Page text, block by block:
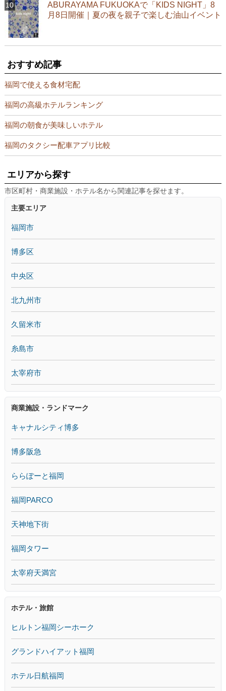
ABURAYAMA FUKUOKAで「KIDS NIGHT」8
月8日開催｜夏の夜を親子で楽しむ油山イベント
おすすめ記事
福岡で使える食材宅配
福岡の高級ホテルランキング
福岡の朝食が美味しいホテル
福岡のタクシー配車アプリ比較
エリアから探す
市区町村・商業施設・ホテル名から関連記事を探せます。
主要エリア
福岡市
博多区
中央区
北九州市
久留米市
糸島市
太宰府市
商業施設・ランドマーク
キャナルシティ博多
博多阪急
ららぽーと福岡
福岡PARCO
天神地下街
福岡タワー
太宰府天満宮
ホテル・旅館
ヒルトン福岡シーホーク
グランドハイアット福岡
ホテル日航福岡